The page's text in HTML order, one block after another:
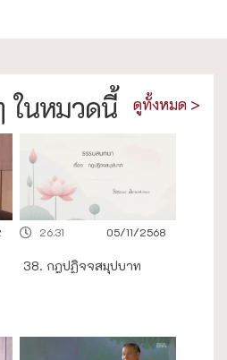
ในหมวดนี้
05/11/2568
26.31
38. กฎปฏิจจสมุปบาท
ดูทั้งหมด >